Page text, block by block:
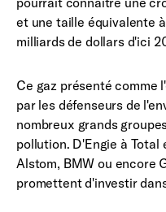
et une taille équivalente
milliards de dollars d'ici
Ce gaz présenté comme
par les défenseurs de
nombreux grands
pollution. D'Engie à Total
Alstom, BMW ou encore
promettent d'investir